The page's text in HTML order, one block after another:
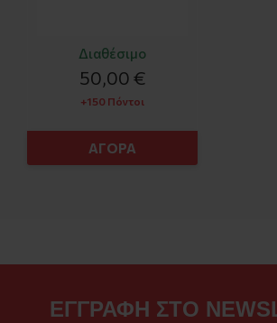
Διαθέσιμο
50,00 €
+150 Πόντοι
ΑΓΟΡΑ
ΕΓΓΡΑΦΗ ΣΤΟ